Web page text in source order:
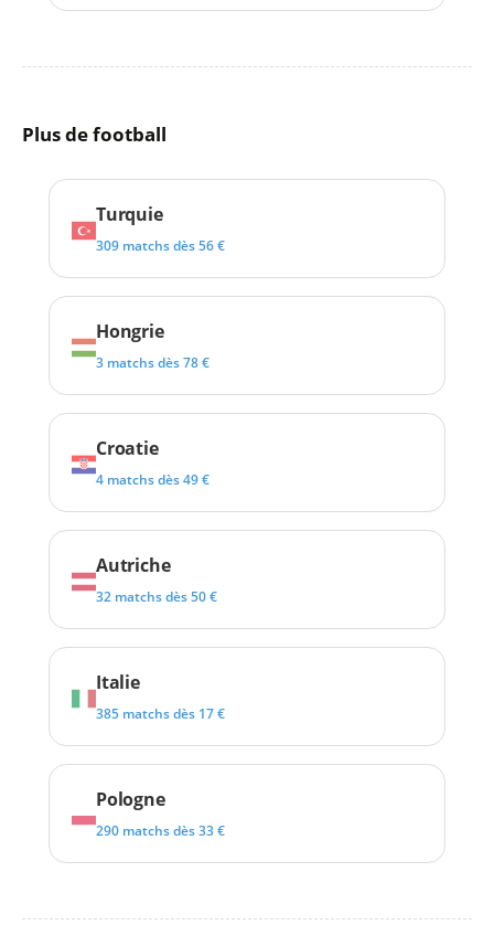
Plus de football
Turquie
309 matchs dès 56 €
Hongrie
3 matchs dès 78 €
Croatie
4 matchs dès 49 €
Autriche
32 matchs dès 50 €
Italie
385 matchs dès 17 €
Pologne
290 matchs dès 33 €